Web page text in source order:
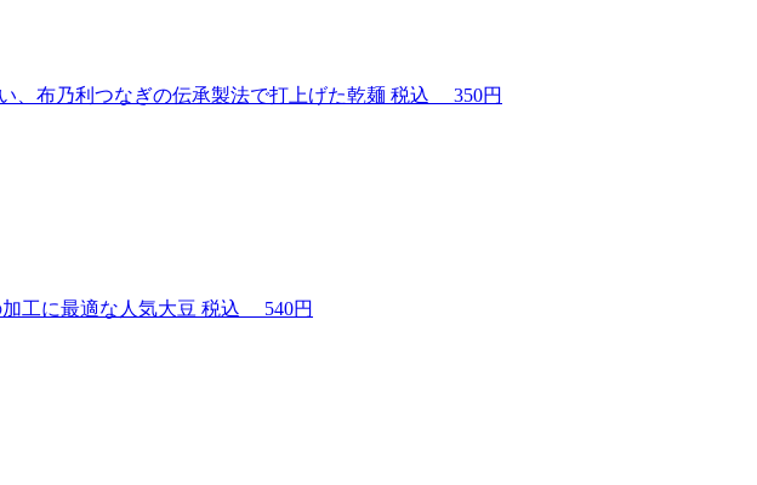
、布乃利つなぎの伝承製法で打上げた乾麺 税込 350円
工に最適な人気大豆 税込 540円